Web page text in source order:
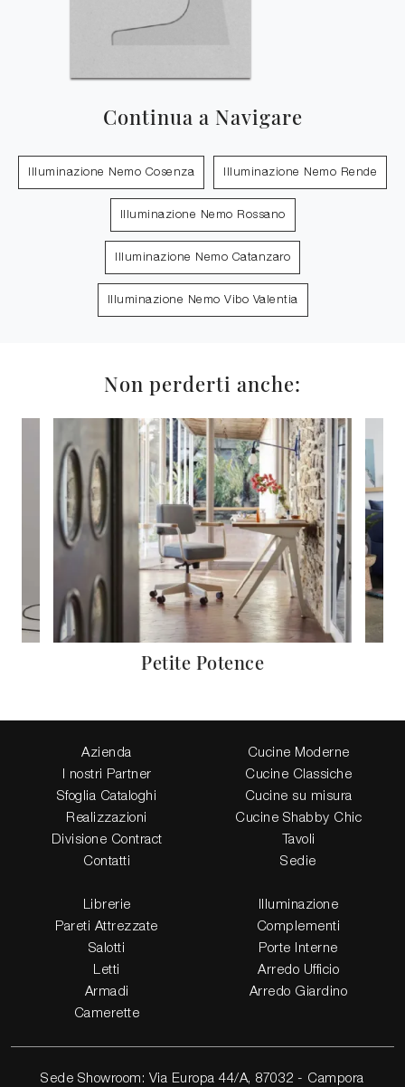
Continua a Navigare
Illuminazione Nemo Cosenza Illuminazione Nemo Rende
Illuminazione Nemo Rossano
Illuminazione Nemo Catanzaro
Illuminazione Nemo Vibo Valentia
Non perderti anche:
Petite Potence
Azienda
I nostri Partner
Sfoglia Cataloghi
Realizzazioni
Divisione Contract
Contatti
Cucine Moderne
Cucine Classiche
Cucine su misura
Cucine Shabby Chic
Tavoli
Sedie
Librerie
Pareti Attrezzate
Salotti
Letti
Armadi
Camerette
Illuminazione
Complementi
Porte Interne
Arredo Ufficio
Arredo Giardino
Sede Showroom: Via Europa 44/A, 87032 - Campora